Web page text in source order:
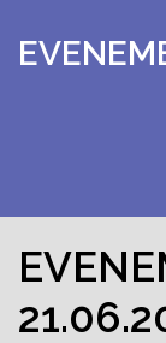
EVENEMENTEN